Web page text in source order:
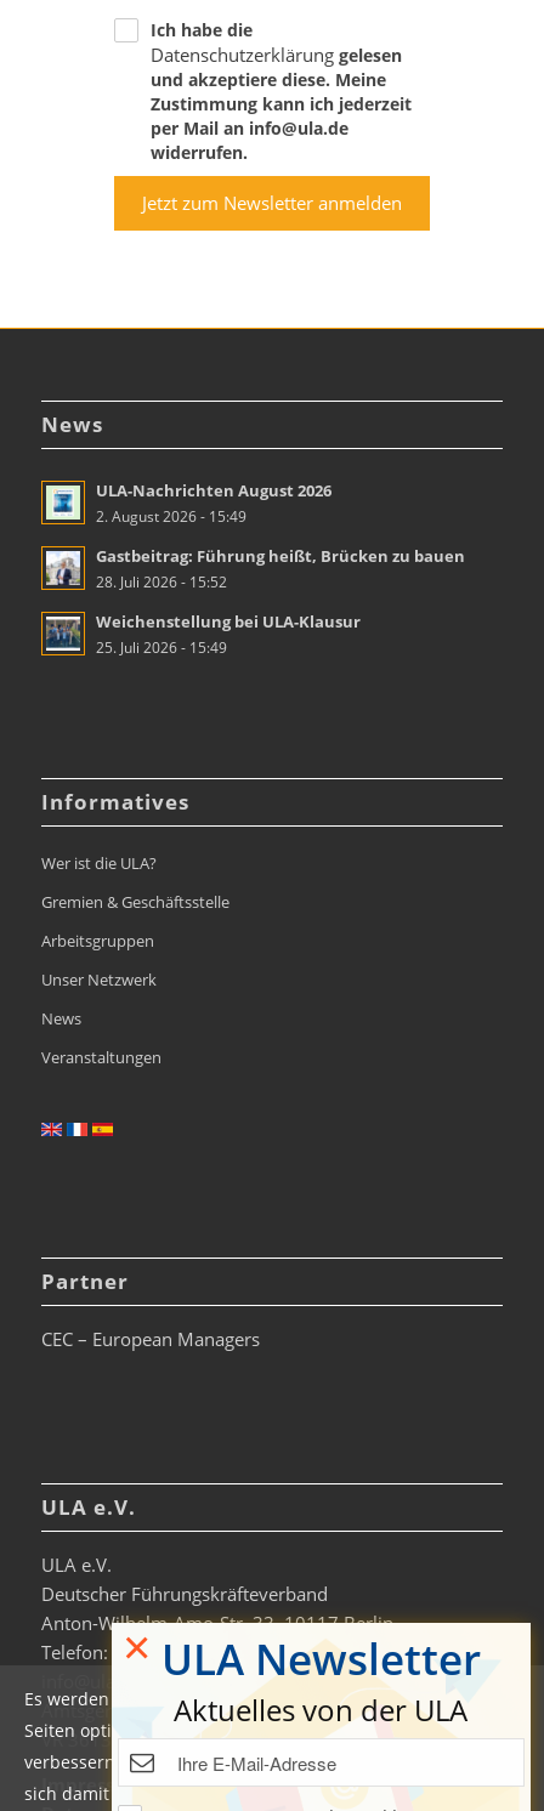
Jetzt zum Newsletter anmelden
Ich habe die
Datenschutzerklärung gelesen
und akzeptiere diese. Meine
Zustimmung kann ich jederzeit
per Mail an info@ula.de
widerrufen.
News
ULA-Nachrichten August 2026
2. August 2026 - 15:49
Gastbeitrag: Führung heißt, Brücken zu bauen
28. Juli 2026 - 15:52
Weichenstellung bei ULA-Klausur
25. Juli 2026 - 15:49
Informatives
Wer ist die ULA?
Gremien & Geschäftsstelle
Arbeitsgruppen
Unser Netzwerk
News
Veranstaltungen
Partner
CEC – European Managers
ULA e.V.
ULA e.V.
Deutscher Führungskräfteverband
Anton-Wilhelm-Amo-Str. 33, 10117 Berlin
Telefon: +49 30-306963-0
Amtsgericht Charlottenburg
VR 36138 B
Impressum
Es werden auf dieser Website Cookies verwendet, um die
Seiten optimiert darzustellen und das Nutzererlebnis zu
verbessern. Durch die Nutzung unserer Seiten erklären Sie
sich damit einverstanden. Weitere Informationen und
ULA Newsletter
Aktuelles von der ULA
×